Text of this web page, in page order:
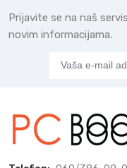
Prijavite se na naš
novim informacijama.